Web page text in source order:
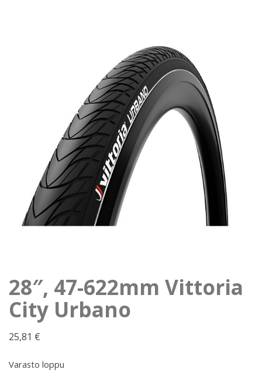
28″, 47-622mm Vittoria
City Urbano
25,81 €
Varasto loppu